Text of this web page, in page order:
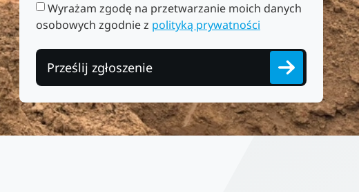
Wyrażam zgodę na przetwarzanie moich danych
osobowych zgodnie z polityką prywatności
Prześlij zgłoszenie